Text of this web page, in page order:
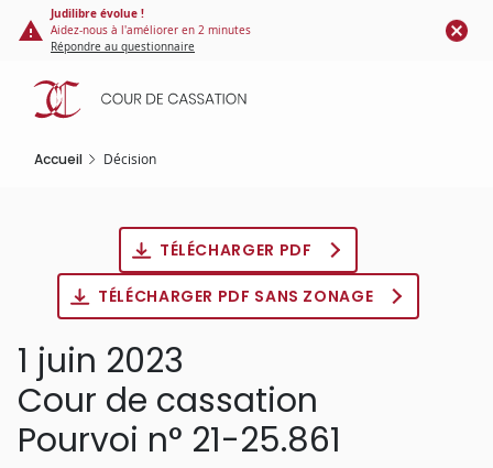
Panneau de gestion des cookies
contenu
principal
Judilibre évolue !
Aidez-nous à l'améliorer en 2 minutes
Répondre au questionnaire
Accueil Décision
TÉLÉCHARGER PDF
TÉLÉCHARGER PDF SANS ZONAGE
1 juin 2023
Cour de cassation
Pourvoi n° 21-25.861